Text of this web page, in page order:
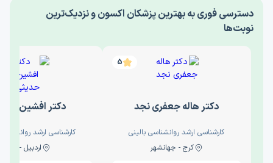
‎دسترسی فوری به بهترین پزشکان اکسون و نزدیک‌ترین
نوبت‌ها
5
دکتر هاله جعفری نجد
کارشناسی ارشد روانشناسی بالینی
کرج - جهانشهر
دکتر افشین
کارشناسی ارشد
اردبیل - والی